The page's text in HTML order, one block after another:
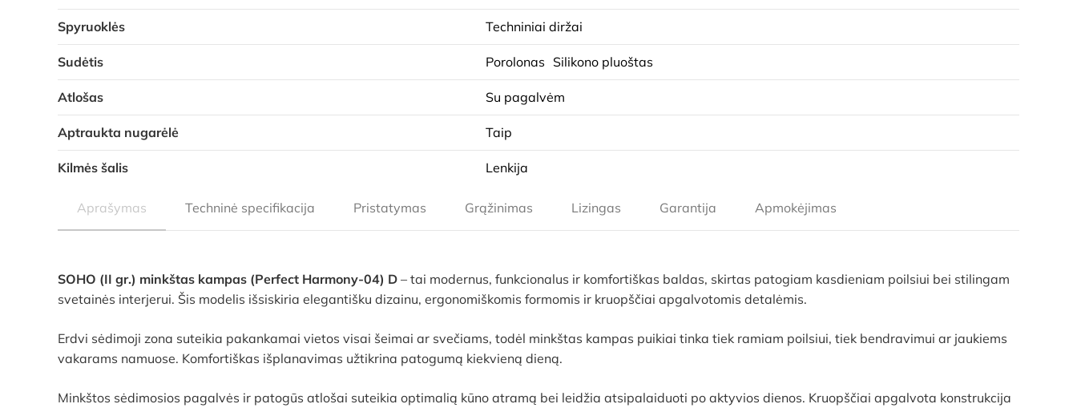
Spyruoklės Techniniai diržai
Sudėtis Porolonas Silikono pluoštas
Atlošas Su pagalvėm
Aptraukta nugarėlė Taip
Kilmės šalis Lenkija
Aprašymas Techninė specifikacija Pristatymas Grąžinimas Lizingas Garantija Apmokėjimas
SOHO (II gr.) minkštas kampas (Perfect Harmony-04) D – tai modernus, funkcionalus ir komfortiškas baldas, skirtas patogiam kasdieniam poilsiui bei stilingam
svetainės interjerui. Šis modelis išsiskiria elegantišku dizainu, ergonomiškomis formomis ir kruopščiai apgalvotomis detalėmis.
Erdvi sėdimoji zona suteikia pakankamai vietos visai šeimai ar svečiams, todėl minkštas kampas puikiai tinka tiek ramiam poilsiui, tiek bendravimui ar jaukiems
vakarams namuose. Komfortiškas išplanavimas užtikrina patogumą kiekvieną dieną.
Minkštos sėdimosios pagalvės ir patogūs atlošai suteikia optimalią kūno atramą bei leidžia atsipalaiduoti po aktyvios dienos. Kruopščiai apgalvota konstrukcija